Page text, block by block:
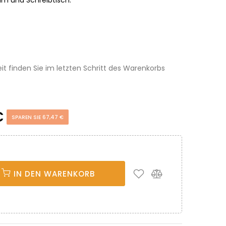
finden Sie im letzten Schritt des Warenkorbs
SPAREN SIE 67,47 €
IN DEN WARENKORB